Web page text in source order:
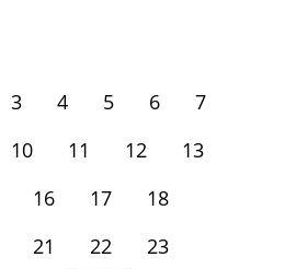
3 4 5 6
7
10 11 12
13
16 17
18
21 22
23